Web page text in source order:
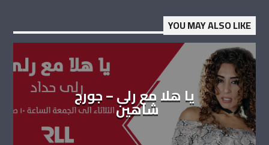
YOU MAY ALSO LIKE
يا هلا مع رلى – جورج
شاهين